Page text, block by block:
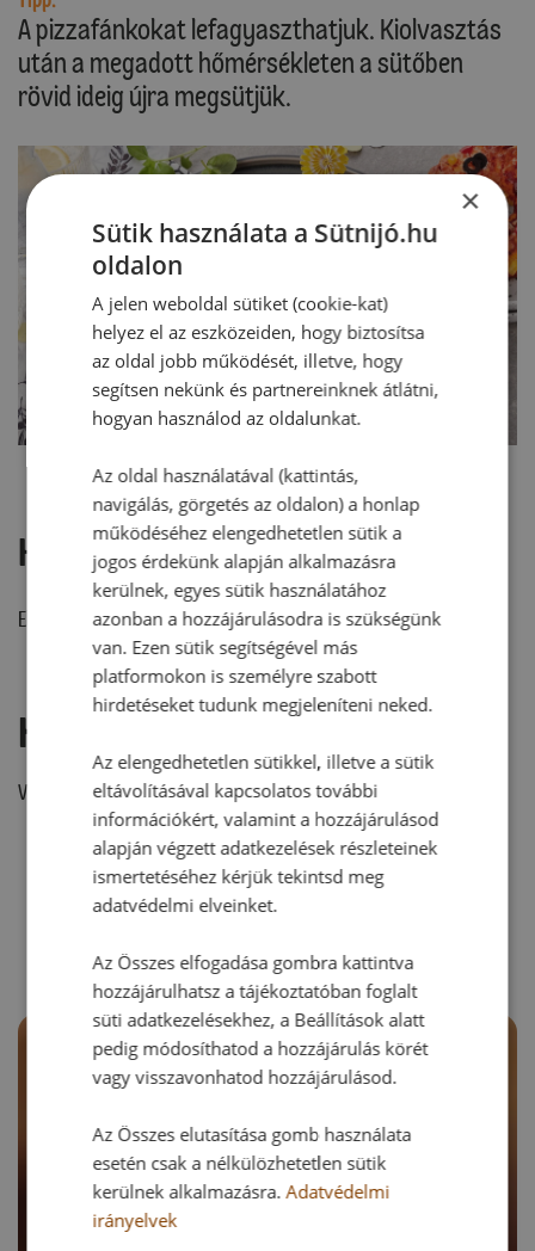
A pizzafánkokat lefagyaszthatjuk. Kiolvasztás
után a megadott hőmérsékleten a sütőben
rövid ideig újra megsütjük.
Hozzászólások
Ehhez a recepthez még nem érkezett hozzászólás.
Hozzászólás írása
Vélemény írásához, kérjük,jelentkezz be!
RECEPTAJÁNLÓ
×
Sütik használata a Sütnijó.hu
oldalon
A jelen weboldal sütiket (cookie-kat)
helyez el az eszközeiden, hogy biztosítsa
az oldal jobb működését, illetve, hogy
segítsen nekünk és partnereinknek átlátni,
hogyan használod az oldalunkat.
Az oldal használatával (kattintás,
navigálás, görgetés az oldalon) a honlap
működéséhez elengedhetetlen sütik a
jogos érdekünk alapján alkalmazásra
kerülnek, egyes sütik használatához
azonban a hozzájárulásodra is szükségünk
van. Ezen sütik segítségével más
platformokon is személyre szabott
hirdetéseket tudunk megjeleníteni neked.
Az elengedhetetlen sütikkel, illetve a sütik
eltávolításával kapcsolatos további
információkért, valamint a hozzájárulásod
alapján végzett adatkezelések részleteinek
ismertetéséhez kérjük tekintsd meg
adatvédelmi elveinket.
Az Összes elfogadása gombra kattintva
hozzájárulhatsz a tájékoztatóban foglalt
süti adatkezelésekhez, a Beállítások alatt
pedig módosíthatod a hozzájárulás körét
vagy visszavonhatod hozzájárulásod.
Az Összes elutasítása gomb használata
esetén csak a nélkülözhetetlen sütik
kerülnek alkalmazásra.Adatvédelmi
irányelvek